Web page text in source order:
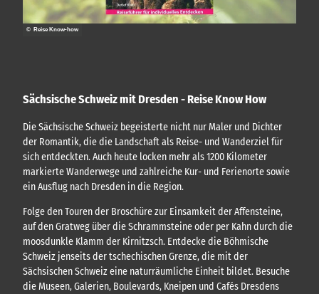
Sächsische Schweiz mit Dresden - Reise Know How
Die Sächsische Schweiz begeisterte nicht nur Maler und Dichter
der Romantik, die die Landschaft als Reise- und Wanderziel für
sich entdeckten. Auch heute locken mehr als 1200 Kilometer
markierte Wanderwege und zahlreiche Kur- und Ferienorte sowie
ein Ausflug nach Dresden in die Region.
Folge den Touren der Broschüre zur Einsamkeit der Affensteine,
auf den Gratweg über die Schrammsteine oder per Kahn durch die
moosdunkle Klamm der Kirnitzsch. Entdecke die Böhmische
Schweiz jenseits der tschechischen Grenze, die mit der
Sächsischen Schweiz eine naturräumliche Einheit bildet. Besuche
die Museen, Galerien, Boulevards, Kneipen und Cafés Dresdens
© Reise Know-how